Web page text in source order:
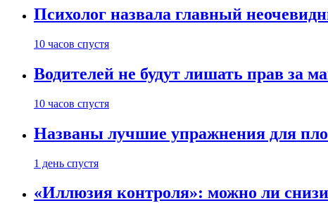
Психолог назвала главный
10 часов спустя
Водителей не будут лишать прав за
10 часов спустя
Названы лучшие упражнения для
1 день спустя
«Иллюзия контроля»: можно ли